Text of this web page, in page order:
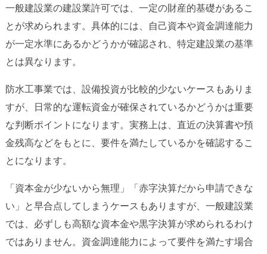
一般建設業の建設業許可では、一定の財産的基礎があるこ
とが求められます。具体的には、自己資本や資金調達能力
が一定水準にあるかどうかが確認され、特定建設業の基準
とは異なります。
防水工事業では、設備投資が比較的少ないケースもありま
すが、日常的な運転資金が確保されているかどうかは重要
な判断ポイントになります。実務上は、直近の決算書や預
金残高などをもとに、要件を満たしているかを確認するこ
とになります。
「資本金が少ないから無理」「赤字決算だから申請できな
い」と早合点してしまうケースもありますが、一般建設業
では、必ずしも高額な資本金や黒字決算が求められるわけ
ではありません。資金調達能力によって要件を満たす場合